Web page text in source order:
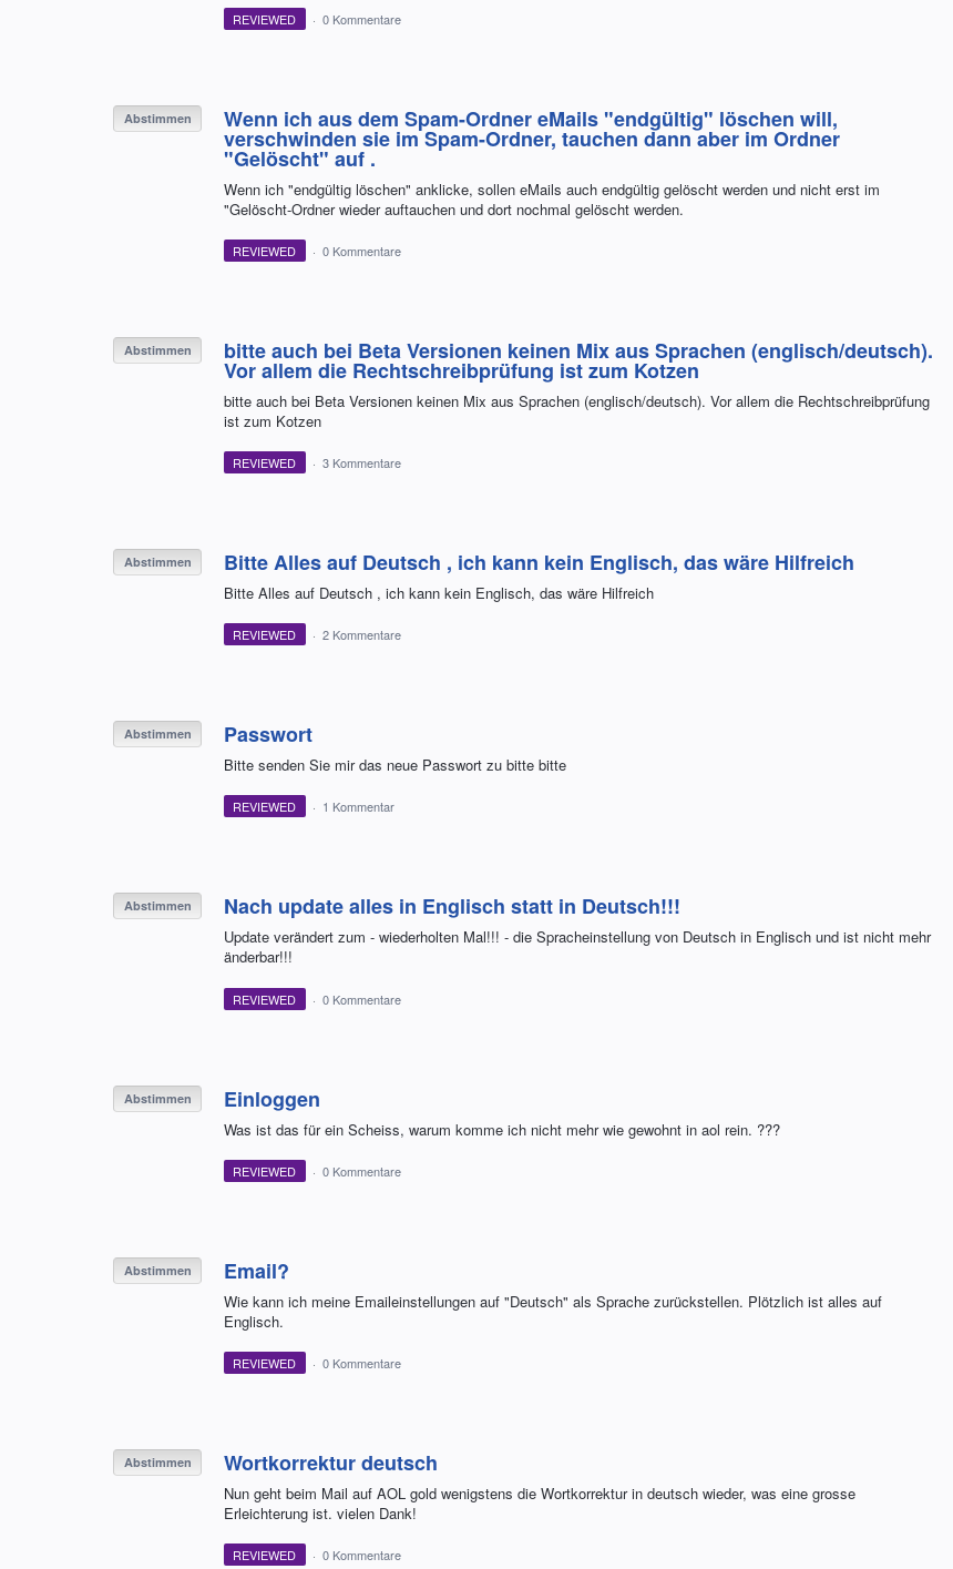
REVIEWED · 0 Kommentare
Wenn ich aus dem Spam-Ordner eMails "endgültig" löschen will,
verschwinden sie im Spam-Ordner, tauchen dann aber im Ordner
"Gelöscht" auf .
Wenn ich "endgültig löschen" anklicke, sollen eMails auch endgültig gelöscht werden und nicht erst im
"Gelöscht-Ordner wieder auftauchen und dort nochmal gelöscht werden.
Abstimmen
REVIEWED · 0 Kommentare
bitte auch bei Beta Versionen keinen Mix aus Sprachen (englisch/deutsch).
Vor allem die Rechtschreibprüfung ist zum Kotzen
bitte auch bei Beta Versionen keinen Mix aus Sprachen (englisch/deutsch). Vor allem die Rechtschreibprüfung
ist zum Kotzen
Abstimmen
REVIEWED · 3 Kommentare
Bitte Alles auf Deutsch , ich kann kein Englisch, das wäre Hilfreich
Bitte Alles auf Deutsch , ich kann kein Englisch, das wäre Hilfreich
Abstimmen
REVIEWED · 2 Kommentare
Passwort
Bitte senden Sie mir das neue Passwort zu bitte bitte
Abstimmen
REVIEWED · 1 Kommentar
Nach update alles in Englisch statt in Deutsch!!!
Update verändert zum - wiederholten Mal!!! - die Spracheinstellung von Deutsch in Englisch und ist nicht mehr
änderbar!!!
Abstimmen
REVIEWED · 0 Kommentare
Einloggen
Was ist das für ein Scheiss, warum komme ich nicht mehr wie gewohnt in aol rein. ???
Abstimmen
REVIEWED · 0 Kommentare
Email?
Wie kann ich meine Emaileinstellungen auf "Deutsch" als Sprache zurückstellen. Plötzlich ist alles auf
Englisch.
Abstimmen
REVIEWED · 0 Kommentare
Wortkorrektur deutsch
Nun geht beim Mail auf AOL gold wenigstens die Wortkorrektur in deutsch wieder, was eine grosse
Erleichterung ist. vielen Dank!
Abstimmen
REVIEWED · 0 Kommentare